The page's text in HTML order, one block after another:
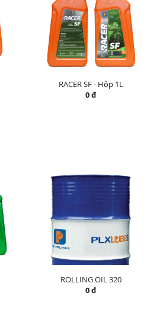
RACER SF - Hộp 1L
0 đ
ROLLING OIL 320
0 đ